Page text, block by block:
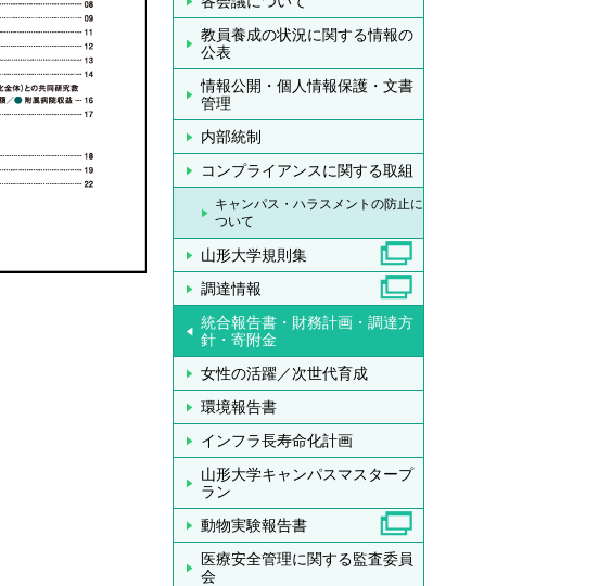
教員養成の状況に関する情報の
公表
情報公開・個人情報保護・文書
管理
内部統制
コンプライアンスに関する取組
キャンパス・ハラスメントの防止に
ついて
山形大学規則集
調達情報
統合報告書・財務計画・調達方
針・寄附金
女性の活躍／次世代育成
環境報告書
インフラ長寿命化計画
山形大学キャンパスマスタープ
ラン
動物実験報告書
医療安全管理に関する監査委員
会